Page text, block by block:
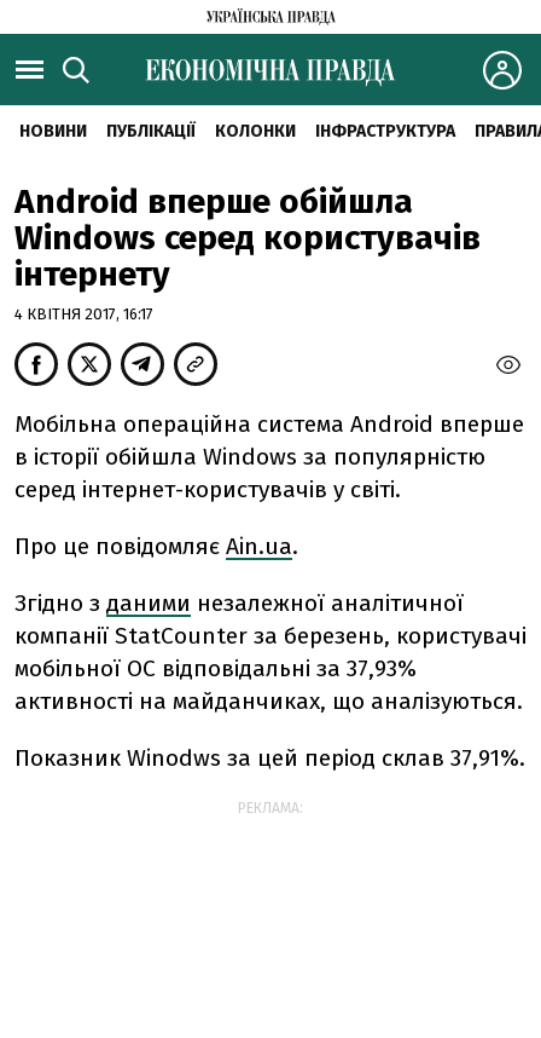
НОВИНИ ПУБЛІКАЦІЇ КОЛОНКИ ІНФРАСТРУКТУРА
Android вперше обійшла
Windows серед користувачів
інтернету
4 КВІТНЯ 2017, 16:17
Мобільна операційна система Android вперше
в історії обійшла Windows за популярністю
серед інтернет-користувачів у світі.
Про це повідомляє Ain.ua.
Згідно з даними незалежної аналітичної
компанії StatCounter за березень, користувачі
мобільної ОС відповідальні за 37,93%
активності на майданчиках, що аналізуються.
Показник Winodws за цей період склав 37,91%.
РЕКЛАМА: